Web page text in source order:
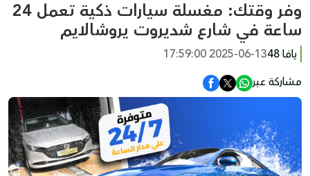
وفيات
المزيد
ارسل خبر
وفر وقتك: مغسلة سيارات ذكية تعمل 24
ساعة في شارع شديروت يروشالايم
يافا 48
2025-06-13 17:59:00
مشاركة عبر